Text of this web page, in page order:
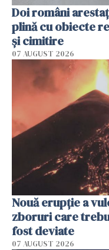
Doi români
plină cu obiecte
și cimitire
07 AUGUST 2026
Nouă erupție a
zboruri care
fost deviate
07 AUGUST 2026